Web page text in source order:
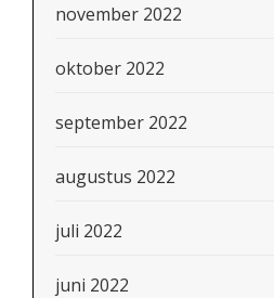
november 2022
oktober 2022
september 2022
augustus 2022
juli 2022
juni 2022